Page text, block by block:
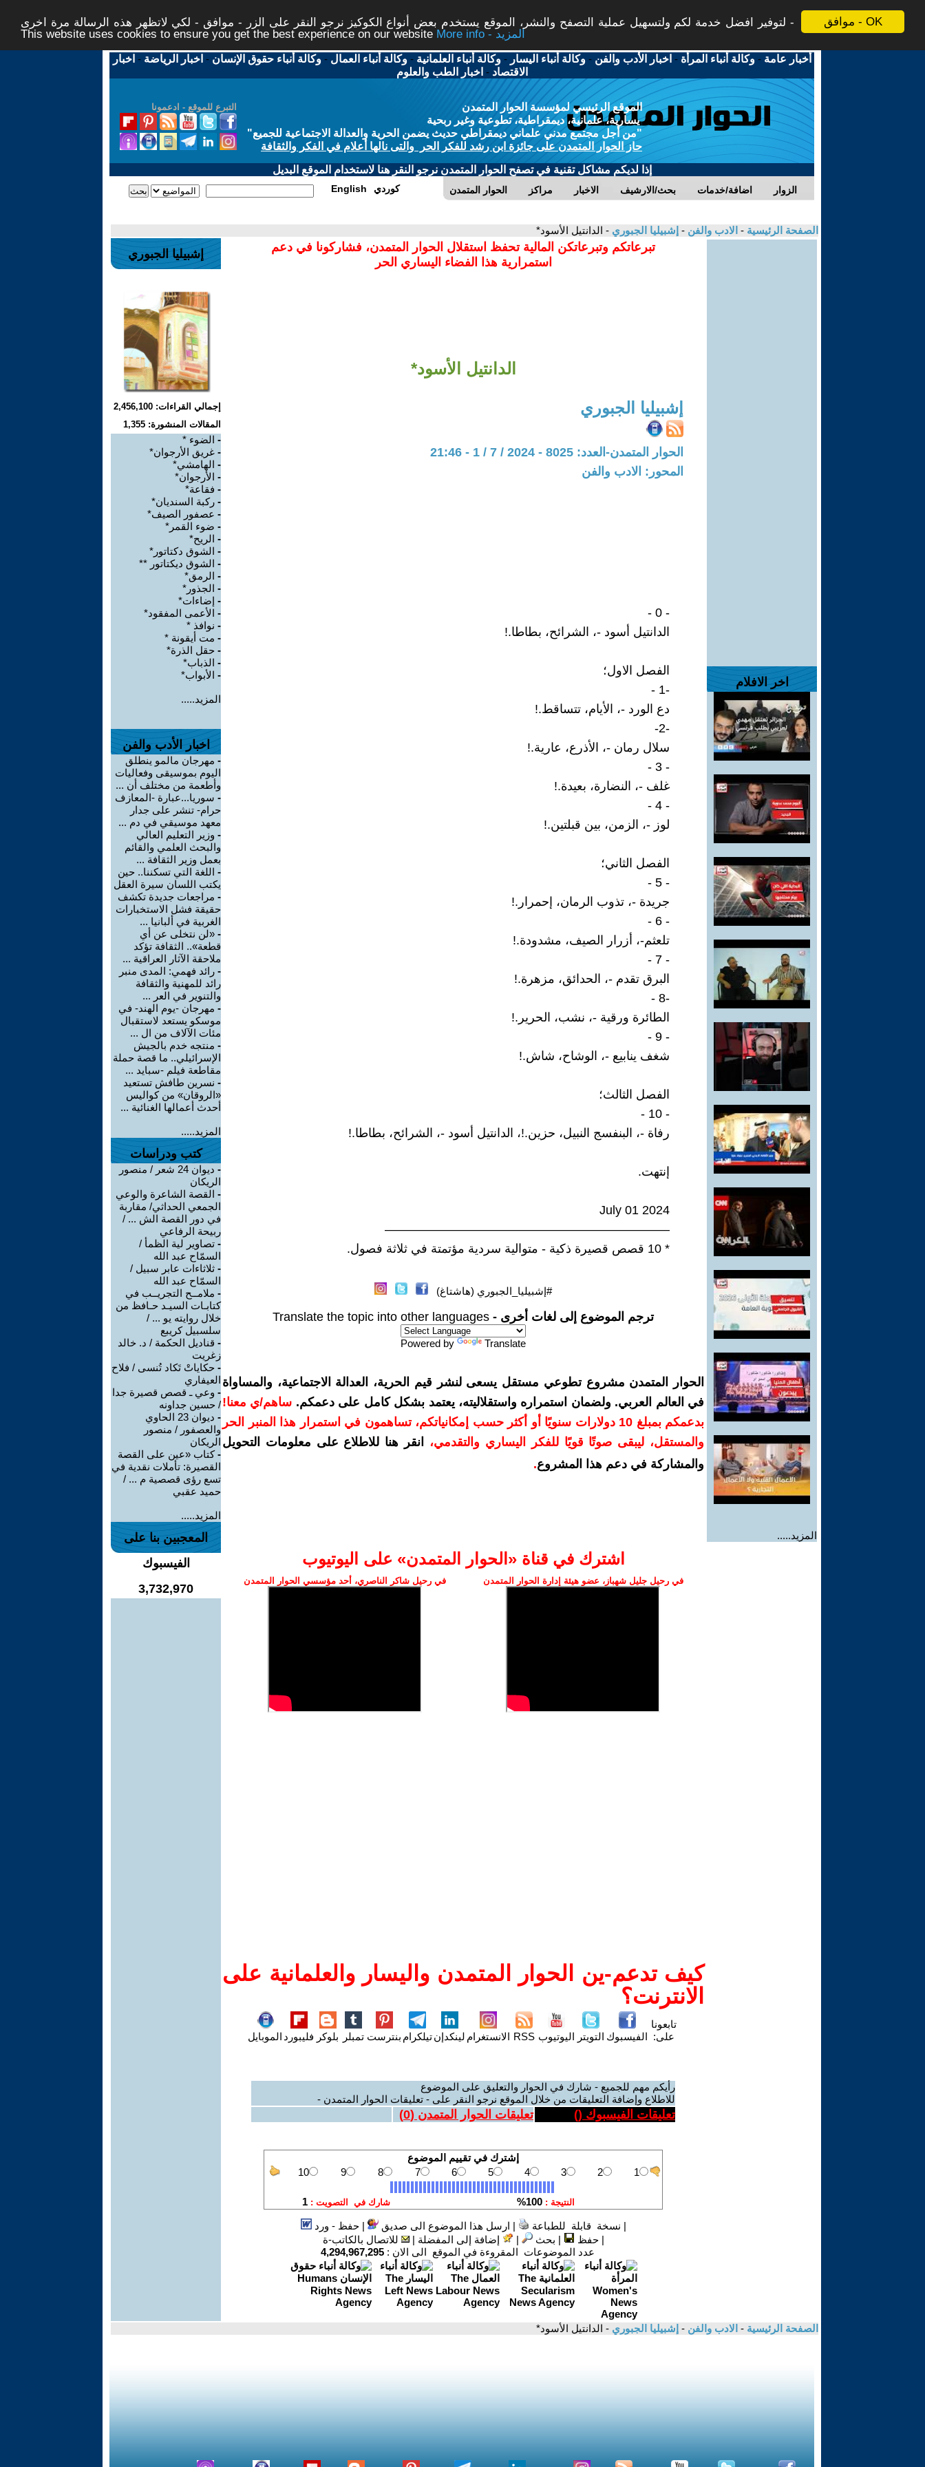
موافق - OK
لتوفير افضل خدمة لكم ولتسهيل عملية التصفح والنشر، الموقع يستخدم بعض أنواع الكوكيز نرجو النقر على الزر - موافق - لكي لاتظهر هذه الرسالة مرة اخرى -
This website uses cookies to ensure you get the best experience on our website
More info - المزيد
أخبار عامة -وكالة أنباء المرأة - اخبار الأدب والفن -وكالة أنباء اليسار -وكالة أنباء العلمانية -وكالة أنباء العمال -وكالة أنباء حقوق الإنسان - اخبار الرياضة - اخبار
الاقتصاد - اخبار الطب والعلوم
التبرع للموقع - ادعمونا
الموقع الرئيسي لمؤسسة الحوار المتمدن
يسارية، علمانية، ديمقراطية، تطوعية وغير ربحية
"من أجل مجتمع مدني علماني ديمقراطي حديث يضمن الحرية والعدالة الاجتماعية للجميع"
حاز الحوار المتمدن على جائزة ابن رشد للفكر الحر والتى نالها أعلام في الفكر والثقافة
إذا لديكم مشاكل تقنية في تصفح الحوار المتمدن نرجو النقر هنا لاستخدام الموقع البديل
الحوار المتمدن مراكز الاخبار بحث/الارشيف اضافة/خدمات الزوار English كوردي
الصفحة الرئيسية - الادب والفن - إشبيليا الجبوري - الدانتيل الأسود*
اخر الافلام
المزيد.....
تبرعاتكم وتبرعاتكن المالية تحفظ استقلال الحوار المتمدن، فشاركونا في دعم
استمرارية هذا الفضاء اليساري الحر
الدانتيل الأسود*
إشبيليا الجبوري
الحوار المتمدن-العدد: 8025 - 2024 / 7 / 1 - 21:46
المحور: الادب والفن
- 0 -
الدانتيل أسود -، الشرائح، بطاطا.!
الفصل الاول؛
-1 -
دع الورد -، الأيام، تتساقط.!
-2-
سلال رمان -، الأذرع، عارية.!
- 3 -
غلف -، النضارة، بعيدة.!
- 4 -
لوز -، الزمن، بين قبلتين.!
الفصل الثاني؛
- 5 -
جريدة -، تذوب الرمان، إحمرار.!
- 6 -
تلعثم-، أزرار الصيف، مشدودة.!
- 7 -
البرق تقدم -، الحدائق، مزهرة.!
-8 -
الطائرة ورقية -، نشب، الحرير.!
- 9 -
شغف ينابيع -، الوشاح، شاش.!
الفصل الثالث؛
- 10 -
رفاة -، البنفسج النبيل، حزين.!، الدانتيل أسود -، الشرائح، بطاطا.!
إنتهت.
July 01 2024
———————————————————————
* 10 قصص قصيرة ذكية - متوالية سردية مؤتمتة في ثلاثة فصول.
#إشبيليا_الجبوري (هاشتاغ)
ترجم الموضوع إلى لغات أخرى - Translate the topic into other languages
Powered by Translate
الحوار المتمدن مشروع تطوعي مستقل يسعى لنشر قيم الحرية، العدالة الاجتماعية، والمساواة
في العالم العربي. ولضمان استمراره واستقلاليته، يعتمد بشكل كامل على دعمكم. ساهم/ي معنا!
بدعمكم بمبلغ 10 دولارات سنويًا أو أكثر حسب إمكانياتكم، تساهمون في استمرار هذا المنبر الحر
والمستقل، ليبقى صوتًا قويًا للفكر اليساري والتقدمي،
انقر هنا للاطلاع على معلومات التحويل
والمشاركة في دعم هذا المشروع.
اشترك في قناة ‫«الحوار المتمدن» على اليوتيوب
في رحيل جليل شهباز، عضو هيئة إدارة الحوار المتمدن في رحيل شاكر الناصري، أحد مؤسسي الحوار المتمدن
كيف تدعم-ين الحوار المتمدن واليسار والعلمانية على
الانترنت؟
تابعونا
على: الفيسبوك التويتر اليوتيوب RSS الانستغرام لينكدإنتيلكرام بنترست تمبلر بلوكر فليبورد الموبايل
رأيكم مهم للجميع - شارك في الحوار والتعليق على الموضوع
للاطلاع وإضافة التعليقات من خلال الموقع نرجو النقر على - تعليقات الحوار المتمدن -
تعليقات الفيسبوك () تعليقات الحوار المتمدن (0
)
| نسخة قابلة للطباعة | ارسل هذا الموضوع الى صديق |حفظ - ورد
|حفظ | بحث | إضافة إلى المفضلة |
للاتصال بالكاتب-ة
عدد الموضوعات المقروءة في الموقع الى الان : 4,294,967,295
إشبيليا الجبوري
إجمالي القراءات: 2,456,100
المقالات المنشورة: 1,355
- الضوء *
- غريق الأرجوان*
- الهامشي*
- الأرجوان*
- فقاعة*
- ركبة السنديان*
- عصفور الصيف*
- ضوء القمر*
- الريح*
- الشوق دكتاتور*
- الشوق ديكتاتور **
- الرمق*
- الجذور*
- إضاءات*
- الأعمى المفقود*
- نوافذ *
- مت أيقونة *
- حقل الذرة*
- الذباب*
- الأبواب*
المزيد.....
اخبار الأدب والفن
- مهرجان مالمو ينطلق
اليوم بموسيقى وفعاليات
وأطعمة من مختلف أن ...
- سوريا...عبارة -المعازف
حرام- تنشر على جدار
معهد موسيقي في دم ...
- وزير التعليم العالي
والبحث العلمي والقائم
بعمل وزير الثقافة ...
- اللغة التي تسكننا.. حين
يكتب اللسان سيرة العقل
- مراجعات جديدة تكشف
حقيقة فشل الاستخبارات
الغربية في ألبانيا ...
- «لن نتخلى عن أي
قطعة».. الثقافة تؤكد
ملاحقة الآثار العراقية ...
- رائد فهمي: المدى منبر
رائد للمهنية والثقافة
والتنوير في العر ...
- مهرجان -يوم الهند- في
موسكو يستعد لاستقبال
مئات الآلاف من ال ...
- منتجه خدم بالجيش
الإسرائيلي.. ما قصة حملة
مقاطعة فيلم -سبايد ...
- نسرين طافش تستعيد
«الروقان» من كواليس
أحدث أعمالها الغنائية ...
المزيد.....
كتب ودراسات
-
ديوان 24 شعر / منصور
الريكان
- القصة الشاعرة والوعي
الجمعي الحداثي/ مقاربة
في دور القصة الش ... /
ربيحة الرفاعي
- تصاوير لية الظمأ /
السمّاح عبد الله
- ثلاثاءات عابر سبيل /
السمّاح عبد الله
- ملامــح التجريــب في
كتابـات السيـد حـافظ من
خلال روايته يو ... /
سلسبيل كريبع
- قناديل الحكمة / د. خالد
زغريت
- حكاياتْ تَكاد تُنسى / فلاح
العيفاري
- وعي ـ قصص قصيرة جدا
/ حسين جداونه
-
ديوان 23 الحاوي
والعصفور / منصور
الريكان
-كتاب «عين على القصة
القصيرة: تأملات نقدية في
تسع رؤى قصصية م ... /
حميد عقبي
المزيد.....
المعجبين بنا على
الفيسبوك
3,732,970
الصفحة الرئيسية - الادب والفن - إشبيليا الجبوري - الدانتيل الأسود*